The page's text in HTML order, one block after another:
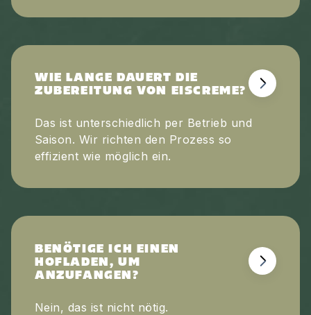
WIE LANGE DAUERT DIE
ZUBEREITUNG VON EISCREME?
Das ist unterschiedlich per Betrieb und
Saison. Wir richten den Prozess so
effizient wie möglich ein.
BENÖTIGE ICH EINEN
HOFLADEN, UM
ANZUFANGEN?
Nein, das ist nicht nötig.